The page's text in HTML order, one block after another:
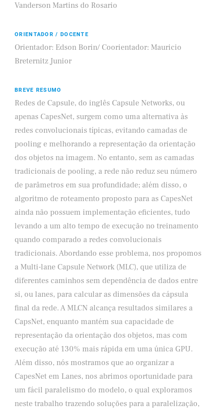
Vanderson Martins do Rosario
ORIENTADOR / DOCENTE
Orientador: Edson Borin/ Coorientador: Mauricio
Breternitz Junior
BREVE RESUMO
Redes de Capsule, do inglês Capsule Networks, ou
apenas CapesNet, surgem como uma alternativa às
redes convolucionais típicas, evitando camadas de
pooling e melhorando a representação da orientação
dos objetos na imagem. No entanto, sem as camadas
tradicionais de pooling, a rede não reduz seu número
de parâmetros em sua profundidade; além disso, o
algoritmo de roteamento proposto para as CapesNet
ainda não possuem implementação eficientes, tudo
levando a um alto tempo de execução no treinamento
quando comparado a redes convolucionais
tradicionais. Abordando esse problema, nos propomos
a Multi-lane Capsule Network (MLC), que utiliza de
diferentes caminhos sem dependência de dados entre
si, ou lanes, para calcular as dimensões da cápsula
final da rede. A MLCN alcança resultados similares a
CapsNet, enquanto mantém sua capacidade de
representação da orientação dos objetos, mas com
execução até 130% mais rápida em uma única GPU.
Além disso, nós mostramos que ao organizar a
CapesNet em Lanes, nos abrimos oportunidade para
um fácil paralelismo do modelo, o qual exploramos
neste trabalho trazendo soluções para a paralelização,